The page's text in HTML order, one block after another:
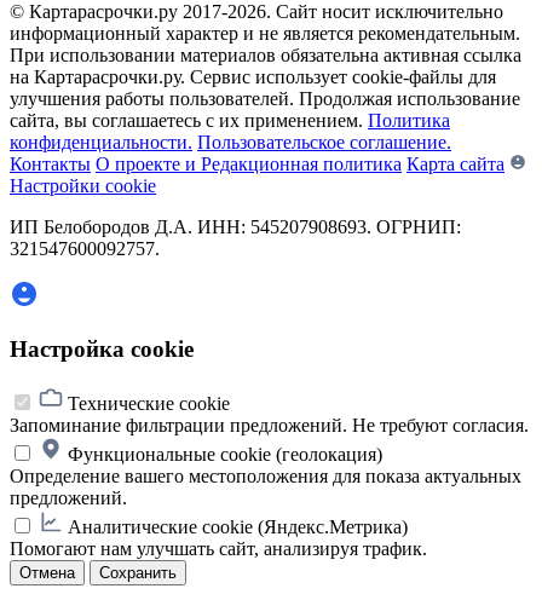
© Картарасрочки.ру 2017-2026. Сайт носит исключительно
информационный характер и не является рекомендательным.
При использовании материалов обязательна активная ссылка
на Картарасрочки.ру. Сервис использует cookie-файлы для
улучшения работы пользователей. Продолжая использование
сайта, вы соглашаетесь с их применением. Политика
конфиденциальности. Пользовательское соглашение.
Контакты О проекте и Редакционная политика Карта сайта
Настройки cookie
ИП Белобородов Д.А. ИНН: 545207908693. ОГРНИП:
321547600092757.
Настройка cookie
Технические cookie
Запоминание фильтрации предложений. Не требуют согласия.
Функциональные cookie (геолокация)
Определение вашего местоположения для показа актуальных
предложений.
Аналитические cookie (Яндекс.Метрика)
Помогают нам улучшать сайт, анализируя трафик.
Отмена Сохранить